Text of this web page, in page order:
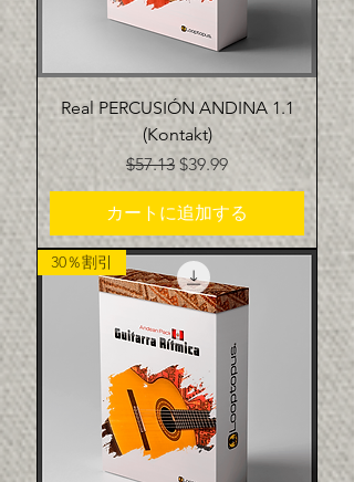
Real PERCUSIÓN ANDINA 1.1
(Kontakt)
通常価格
$57.13 セール価格
$39.99
カートに追加する
30％割引